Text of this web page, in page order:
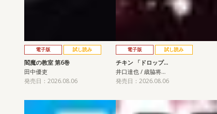
電子版 試し読み
閻魔の教室 第6巻
田中優吏
発売日：2026.08.06
電子版 試し読み
チキン 「ドロップ…
井口達也 / 歳脇将…
発売日：2026.08.06